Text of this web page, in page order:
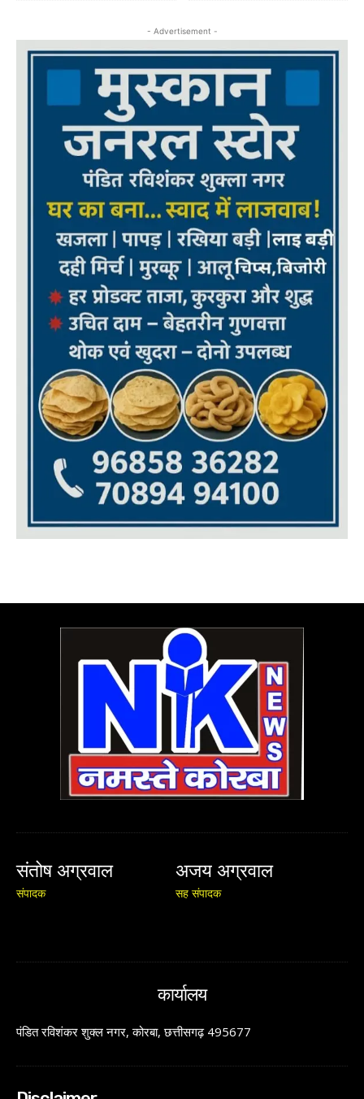
- Advertisement -
संतोष अग्रवाल
संपादक
अजय अग्रवाल
सह संपादक
कार्यालय
पंडित रविशंकर शुक्ल नगर, कोरबा, छत्तीसगढ़ 495677